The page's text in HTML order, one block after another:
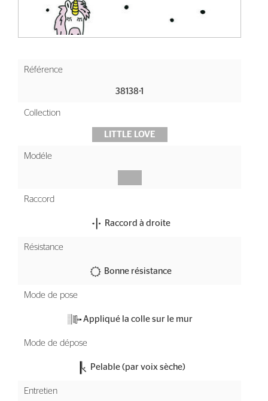
Référence
38138-1
Collection
LITTLE LOVE
Modéle
Raccord
Raccord à droite
Résistance
Bonne résistance
Mode de pose
Appliqué la colle sur le mur
Mode de dépose
Pelable (par voix sèche)
Entretien